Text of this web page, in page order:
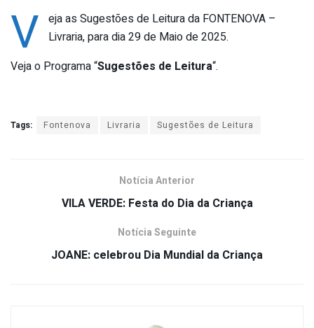
V eja as Sugestões de Leitura da FONTENOVA –
Livraria, para dia 29 de Maio de 2025.
Veja o Programa “Sugestões de Leitura“.
Tags: Fontenova Livraria Sugestões de Leitura
Notícia Anterior
VILA VERDE: Festa do Dia da Criança
Notícia Seguinte
JOANE: celebrou Dia Mundial da Criança